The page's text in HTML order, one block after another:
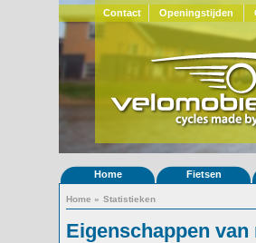
Contact Openingstijden
Home Fietsen
Home » Statistieken
Eigenschappen